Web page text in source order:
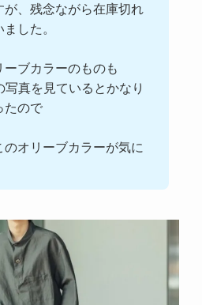
が、残念ながら在庫切れ
した。
ーブカラーのものも
写真を見ているとかなり
たので
のオリーブカラーが気に